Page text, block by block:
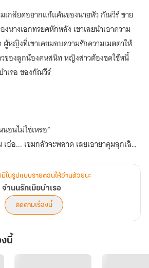
เกลียดอยากแก้แค้นของนายหัว กัณวีร์ ชาย
นางเอกทรยศหักหลัง เขาเลยนำเอาความ
ผู้หญิงที่เขาเคยมอบความรักความเมตตาให้
ของลูกน้องคนสนิท หญิงสาวต้องชดใช้หนี้
เรอ ของกัณวีร์
อนไม่ใช่เหรอ”
อ่อ... เขมกลัวจะพลาด เลยเอายาคุมฉุกเฉิน
ว่าไม่ควรใช้มุกปล่อยท้องมาจับฉัน”
เคยคิดจะจับคุณอยู่แล้วค่ะ”
ฉันพลาดจริง เธอก็ต้องเอามารหัวขนนั่นออก”
อหู เขาเรียกลูกของเธอว่า ‘มารหัวขน’
งอย่างพวกเธอที่สุด มันฝังลึกในสันดาน ใน
มีในรูปแบบรายตอนให้อ่านด้วยนะ
จำนนรักเมียบำเรอ
ติดตามเรื่องนี้
นี้